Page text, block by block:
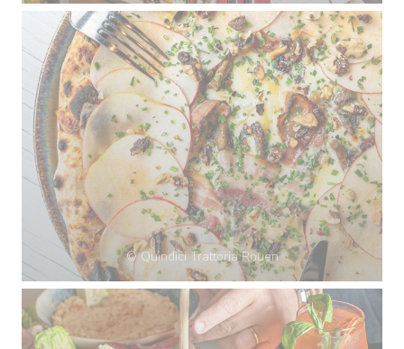
© Quindici Trattoria Rouen